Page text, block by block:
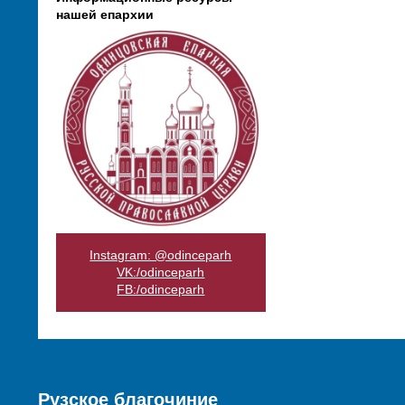
нашей епархии
Instagram: @odinceparh
VK:/odinceparh
FB:/odinceparh
Рузское благочиние